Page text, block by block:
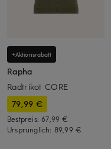
+Aktionsrabatt
Rapha
Radtrikot CORE
79,99 €
Bestpreis:67,99 €
Ursprünglich: 89,99 €